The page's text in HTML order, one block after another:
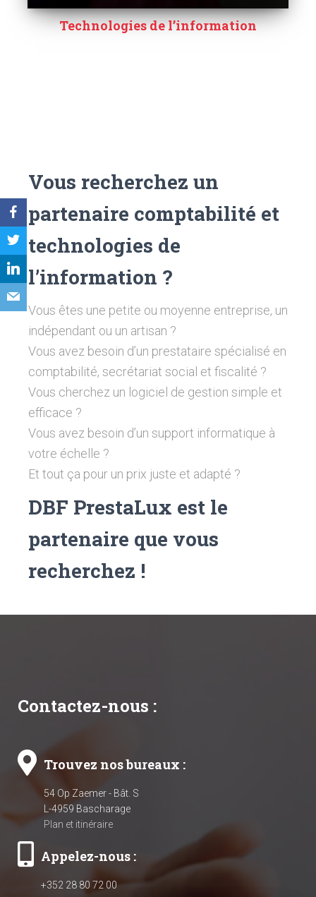
Technologies de l’information
Vous recherchez un
partenaire comptabilité et
technologies de
l’information ?
Vous êtes une petite ou moyenne entreprise, un
indépendant ou un artisan ?
Vous avez besoin d’un prestataire spécialisé en
comptabilité, secrétariat social et fiscalité ?
Vous cherchez un logiciel de gestion simple et
efficace ?
Vous avez besoin d’un support informatique à
votre échelle ?
Et tout ça pour un prix juste et adapté ?
DBF PrestaLux est le
partenaire que vous
recherchez !
Contactez-nous :
Trouvez nos bureaux :
54 Op Zaemer - Bât. S
L-4959 Bascharage
Plan et itinéraire
Appelez-nous :
+352 28 80 72 00